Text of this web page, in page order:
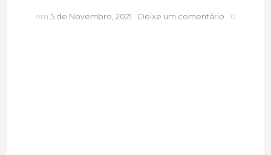
em 5 de Novembro, 2021 Deixe um comentário 0